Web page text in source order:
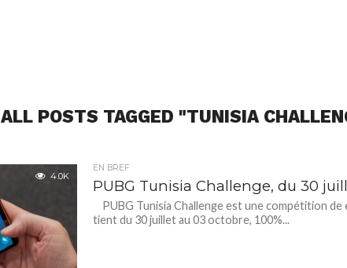
ALL POSTS TAGGED "TUNISIA
4.0K
EN BREF
PUBG Tunisia Challenge, du 30
PUBG Tunisia Challenge est une compétition
tient du 30 juillet au 03 octobre, 100%...